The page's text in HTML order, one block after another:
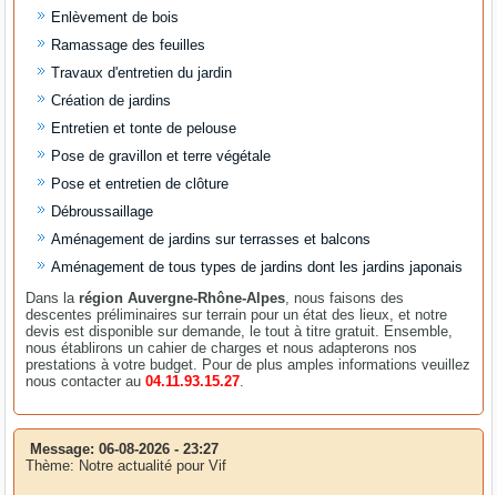
Enlèvement de bois
Ramassage des feuilles
Travaux d'entretien du jardin
Création de jardins
Entretien et tonte de pelouse
Pose de gravillon et terre végétale
Pose et entretien de clôture
Débroussaillage
Aménagement de jardins sur terrasses et balcons
Aménagement de tous types de jardins dont les jardins japonais
Dans la région Auvergne-Rhône-Alpes , nous faisons des
descentes préliminaires sur terrain pour un état des lieux, et notre
devis est disponible sur demande, le tout à titre gratuit. Ensemble,
nous établirons un cahier de charges et nous adapterons nos
prestations à votre budget. Pour de plus amples informations veuillez
nous contacter au04.11.93.15.27
Message: 06-08-2026 - 23:27
Thème: Notre actualité pour Vif